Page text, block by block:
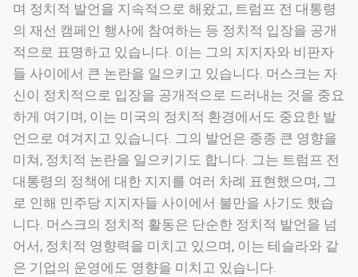
며 정치적 발언을 지속적으로 해왔고, 트럼프 전 대통령
의 재선 캠페인 행사에 참여하는 등 정치적 입장을 공개
적으로 표명하고 있습니다. 이는 그의 지지자와 비판자
들 사이에서 큰 논란을 일으키고 있습니다. 머스크는 자
신이 정치적으로 입장을 공개적으로 드러내는 것을 중요
하게 여기며, 이는 미국의 정치적 환경에서도 중요한 발
언으로 여겨지고 있습니다. 그의 발언은 종종 큰 영향을
미쳐, 정치적 논란을 일으키기도 합니다. 그는 트럼프 전
대통령의 정책에 대한 지지를 여러 차례 표현했으며, 그
로 인해 민주당 지지자들 사이에서 불만을 사기도 했습
니다. 머스크의 정치적 활동은 단순한 정치적 발언을 넘
어서, 정치적 영향력을 미치고 있으며, 이는 테슬라와 같
은 기업의 운영에도 영향을 미치고 있습니다.